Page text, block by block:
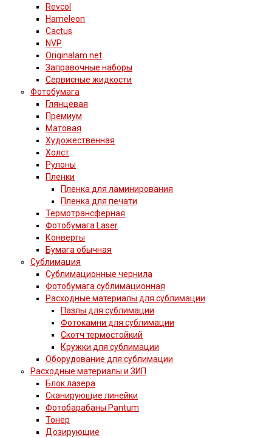
Revcol
Hameleon
Cactus
NVP
Originalam.net
Заправочные наборы
Сервисные жидкости
Фотобумага
Глянцевая
Премиум
Матовая
Художественная
Холст
Рулоны
Пленки
Пленка для ламинирования
Пленка для печати
Термотрансферная
Фотобумага Laser
Конверты
Бумага обычная
Сублимация
Сублимационные чернила
Фотобумага сублимационная
Расходные материалы для сублимации
Пазлы для сублимации
Фотокамни для сублимации
Скотч термостойкий
Кружки для сублимации
Оборудование для сублимации
Расходные материалы и ЗИП
Блок лазера
Сканирующие линейки
Фотобарабаны Pantum
Тонер
Дозирующие